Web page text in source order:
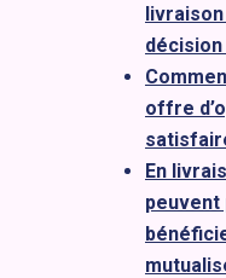
décision
offre
En